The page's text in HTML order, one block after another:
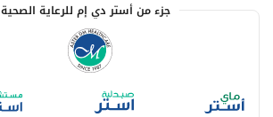
جزء من أستر دي إم للرعاية الصحية